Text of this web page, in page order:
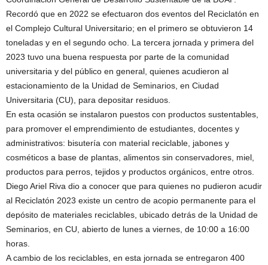
Recordó que en 2022 se efectuaron dos eventos del Reciclatón en
el Complejo Cultural Universitario; en el primero se obtuvieron 14
toneladas y en el segundo ocho. La tercera jornada y primera del
2023 tuvo una buena respuesta por parte de la comunidad
universitaria y del público en general, quienes acudieron al
estacionamiento de la Unidad de Seminarios, en Ciudad
Universitaria (CU), para depositar residuos.
En esta ocasión se instalaron puestos con productos sustentables,
para promover el emprendimiento de estudiantes, docentes y
administrativos: bisutería con material reciclable, jabones y
cosméticos a base de plantas, alimentos sin conservadores, miel,
productos para perros, tejidos y productos orgánicos, entre otros.
Diego Ariel Riva dio a conocer que para quienes no pudieron acudir
al Reciclatón 2023 existe un centro de acopio permanente para el
depósito de materiales reciclables, ubicado detrás de la Unidad de
Seminarios, en CU, abierto de lunes a viernes, de 10:00 a 16:00
horas.
A cambio de los reciclables, en esta jornada se entregaron 400